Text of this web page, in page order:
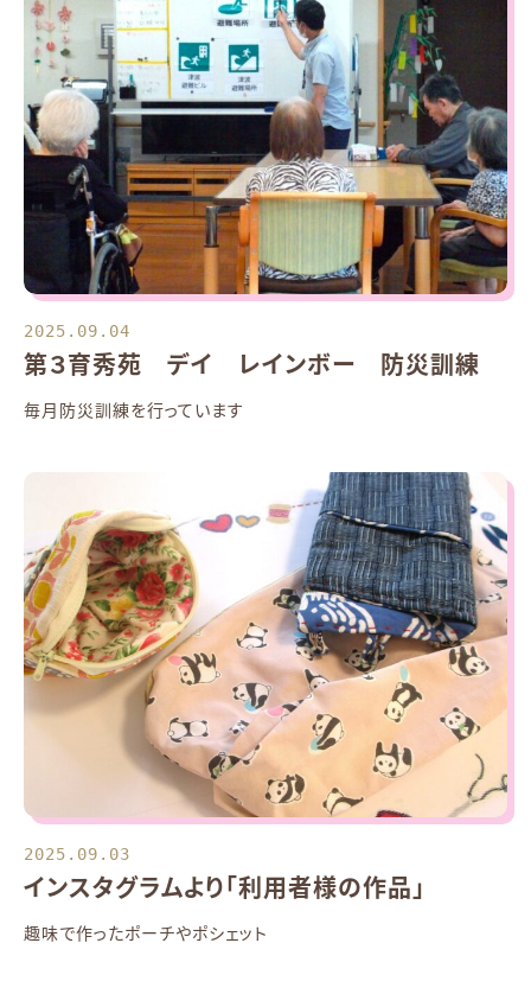
2025.09.04
第３育秀苑 デイ レインボー 防災訓練
毎月防災訓練を行っています
2025.09.03
インスタグラムより「利用者様の作品」
趣味で作ったポーチやポシェット